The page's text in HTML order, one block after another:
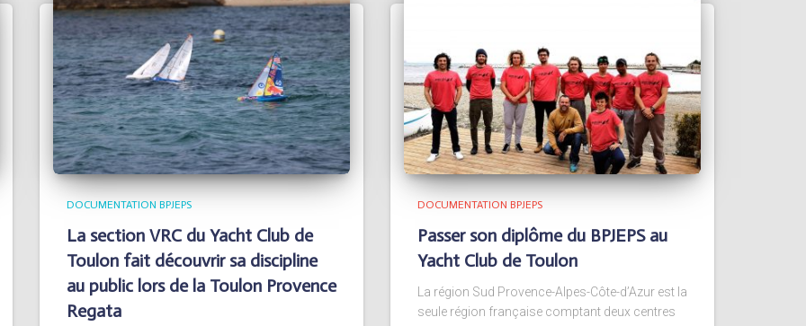
DOCUMENTATION BPJEPS
La section VRC du Yacht Club de
Toulon fait découvrir sa discipline
au public lors de la Toulon Provence
Regata
DOCUMENTATION BPJEPS
Passer son diplôme du BPJEPS au
Yacht Club de Toulon
La région Sud Provence-Alpes-Côte-d’Azur est la
seule région française comptant deux centres